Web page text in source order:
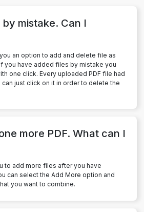
by mistake. Can I
an option to add and delete file as
you have added files by mistake you
one click. Every uploaded PDF file had
just click on it in order to delete the
more PDF. What can I
to add more files after you have
can select the Add More option and
you want to combine.